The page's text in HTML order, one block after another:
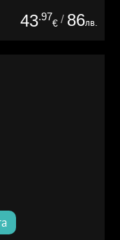
43.97
€ / 86лв.